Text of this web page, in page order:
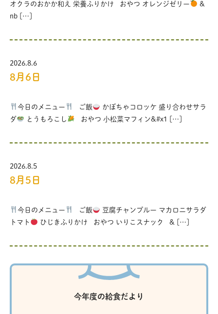
オクラのおかか和え 栄養ふりかけ おやつ オレンジゼリー
&
nb […]
2026.8.6
8月6日
今日のメニュー ご飯
かぼちゃコロッケ 盛り合わせサラ
ダ
とうもろこし おやつ 小松菜マフィン&#x1 […]
2026.8.5
8月5日
今日のメニュー ご飯
豆腐チャンプルー マカロニサラダ
トマト
ひじきふりかけ おやつ いりこスナック & […]
今年度の給食だより